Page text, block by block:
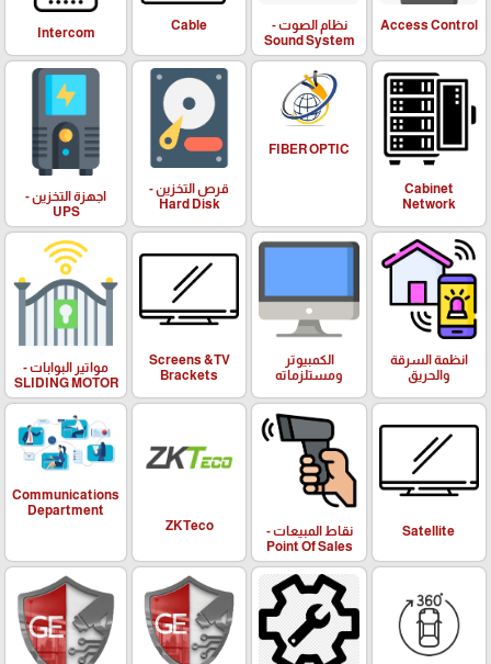
Access Control
نظام الصوت -
Sound System
Cable
Intercom
Cabinet
Network
FIBER OPTIC
قرص التخزين -
Hard Disk
اجهزة التخزين -
UPS
انظمة السرقة
والحريق
الكمبيوتر
ومستلزماته
Screens &TV
Brackets
مواتير البوابات -
SLIDING MOTOR
Satellite
نقاط المبيعات -
Point Of Sales
ZKTeco
Communications
Department